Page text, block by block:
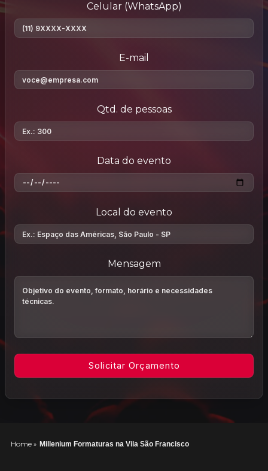
Celular (WhatsApp)
E-mail
Qtd. de pessoas
Data do evento
Local do evento
Mensagem
Home » Millenium Formaturas na Vila São Francisco